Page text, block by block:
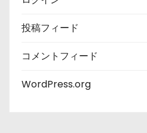
投稿フィード
コメントフィード
WordPress.org